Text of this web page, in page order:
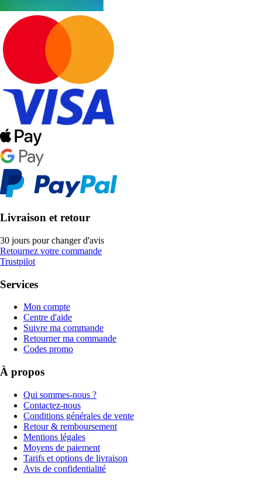
Livraison et retour
30 jours pour changer d'avis
Retournez votre commande
Trustpilot
Services
Mon compte
Centre d'aide
Suivre ma commande
Retourner ma commande
Codes promo
À propos
Qui sommes-nous ?
Contactez-nous
Conditions générales de vente
Retour & remboursement
Mentions légales
Moyens de paiement
Tarifs et options de livraison
Avis de confidentialité